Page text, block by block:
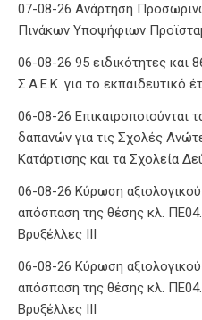
07-08-26 Ανάρτηση
Πινάκων Υποψήφιων
06-08-26 95 ειδικότητες και
Σ.Α.Ε.Κ. για το εκπαιδευτικό
06-08-26 Επικαιροποιούνται
δαπανών για τις Σχολές
Κατάρτισης και τα Σχολεία
06-08-26 Κύρωση
απόσπαση της θέσης κλ.
Βρυξέλλες ΙΙΙ
06-08-26 Κύρωση
απόσπαση της θέσης κλ.
Βρυξέλλες ΙΙΙ